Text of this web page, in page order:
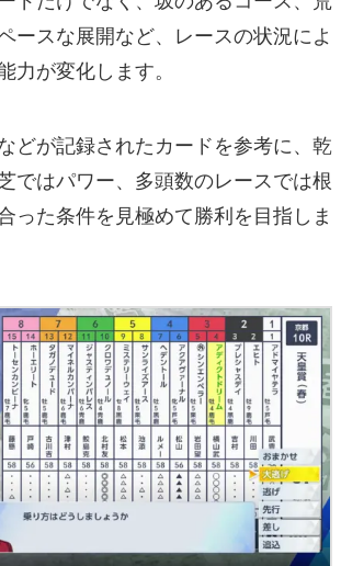
ースな展開など、レースの状況によ
力が変化します。
どが記録されたカードを参考に、乾
ではパワー、多頭数のレースでは根
った条件を見極めて勝利を目指しま